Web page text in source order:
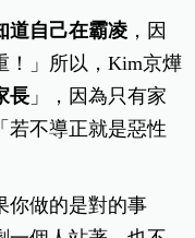
道自己在霸凌 ，因
！」所以，Kim京燁
長 」，因為只有家
若不導正就是惡性
你做的是對的事